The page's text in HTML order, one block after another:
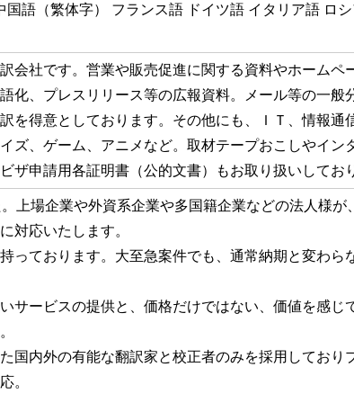
国語（繁体字） フランス語 ドイツ語 イタリア語 ロ
会社です。営業や販売促進に関する資料やホームペ
化、プレスリリース等の広報資料。メール等の一般
を得意としております。その他にも、ＩＴ、情報通
ズ、ゲーム、アニメなど。取材テープおこしやイン
ザ申請用各証明書（公的文書）もお取り扱いしてお
上場企業や外資系企業や多国籍企業などの法人様が
対応いたします。
っております。大至急案件でも、通常納期と変わら
サービスの提供と、価格だけではない、価値を感じ
国内外の有能な翻訳家と校正者のみを採用しており
。